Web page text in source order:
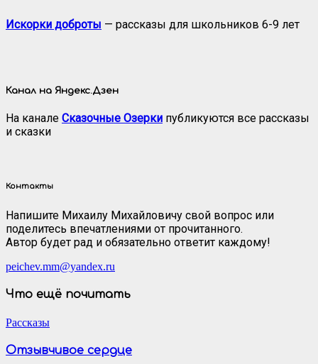
Искорки доброты — рассказы для школьников 6-9 лет
Канал на Яндекс.Дзен
На канале Сказочные Озерки публикуются все рассказы
и сказки
Контакты
Напишите Михаилу Михайловичу свой вопрос или
поделитесь впечатлениями от прочитанного.
Автор будет рад и обязательно ответит каждому!
peichev.mm@yandex.ru
Что ещё почитать
Рассказы
Отзывчивое сердце